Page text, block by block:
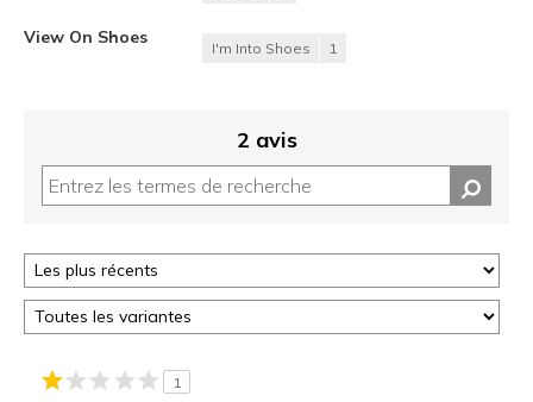
View On Shoes
I'm Into Shoes 1
2 avis
1